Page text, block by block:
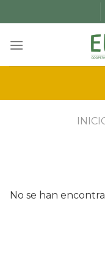
al
contenido
No se han